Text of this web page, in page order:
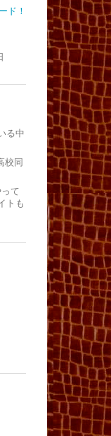
ド！
る中
校同
て
トも